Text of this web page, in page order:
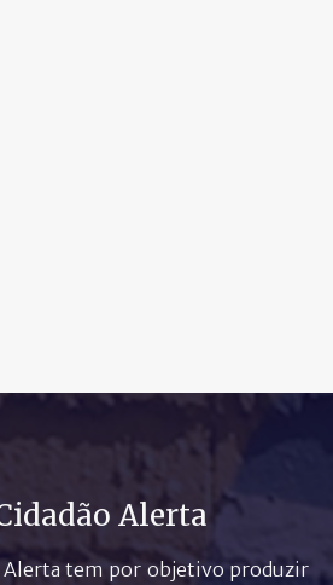
Alerta
Alerta tem por objetivo produzir